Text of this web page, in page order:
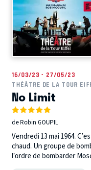
16/03/23 - 27/05/23
THÉÂTRE DE LA TOUR
No Limit
de Robin GOUPIL
Vendredi 13 mai 1964.
chaud. Un groupe de
l’ordre de bombarder